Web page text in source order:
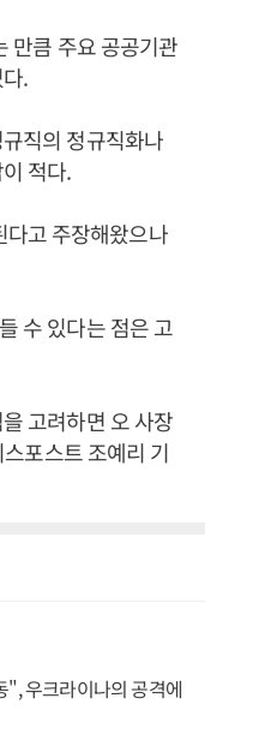
만큼 주요 공공기관
.
직의 정규직화나
적다.
고 주장해왔으나
수 있다는 점은 고
고려하면 오 사장
포스트 조예리 기
우크라이나의 공격에